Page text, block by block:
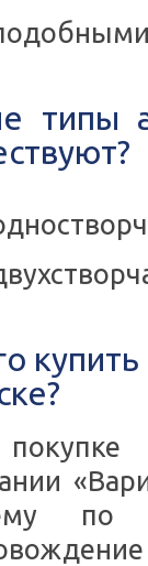
типы
по